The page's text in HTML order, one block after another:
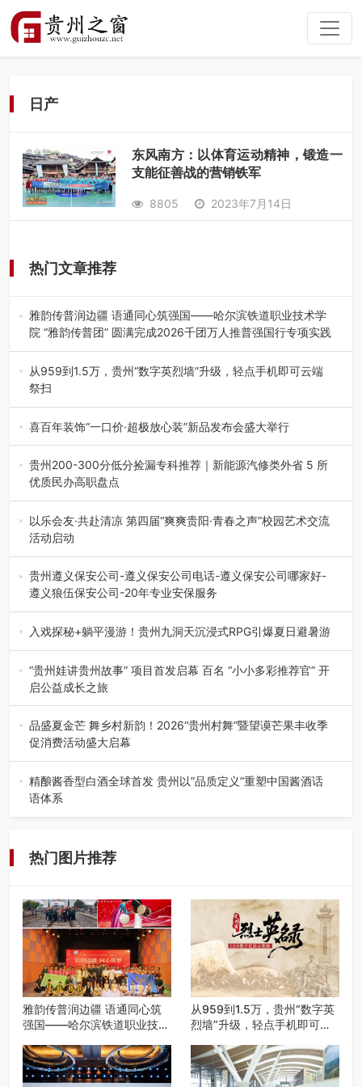
日产
东风南方：以体育运动精神，锻造一
支能征善战的营销铁军
8805 2023年7月14日
热门文章推荐
雅韵传普润边疆 语通同心筑强国——哈尔滨铁道职业技术学
院 “雅韵传普团” 圆满完成2026千团万人推普强国行专项实践
为扎实推进2026“千团万人推普强国行”大学生暑期社会实
践，牢牢紧扣 “雅韵传普…
从959到1.5万，贵州“数字英烈墙”升级，轻点手机即可云端
祭扫
八一建军节到来之际，由贵州省退役军人事务厅指导，贵阳
市退役军人事务局联合贵州广电…
喜百年装饰“一口价·超极放心装”新品发布会盛大举行
2026年7月31日，喜百年装饰“一口价·超极放心装”新品发布
会在贵阳隆重举行。…
贵州200-300分低分捡漏专科推荐｜新能源汽修类外省 5 所
优质民办高职盘点
在贵州省高考志愿填报体系中，200至300分数段考生可选择
的省内工科、新能源汽车…
以乐会友·共赴清凉 第四届“爽爽贵阳·青春之声”校园艺术交流
活动启动
七月的贵阳，清风送爽，第四届“爽爽贵阳·青春之声”校园管
弦乐（合唱）艺术交流活动…
贵州遵义保安公司-遵义保安公司电话-遵义保安公司哪家好-
遵义狼伍保安公司-20年专业安保服务
在遵义，不管是企业园区运营、小区物业管理、建筑工地施
工、商业商场经营，还是举办各…
入戏探秘+躺平漫游！贵州九洞天沉浸式RPG引爆夏日避暑游
入伏后的贵州，清凉依旧。而在毕节深处的九洞天景区，贵
州首个水上喀斯特沉浸式RPG…
“贵州娃讲贵州故事” 项目首发启幕 百名 “小小多彩推荐官” 开
启公益成长之旅
近日，由贵州教育出版社、阅美黔途阅见中国全国阅读行动
网络贵州站，遵义融媒体传媒集…
品盛夏金芒 舞乡村新韵！2026“贵州村舞”暨望谟芒果丰收季
促消费活动盛大启幕
盛夏瑶乡，金芒盈野，歌舞飞扬。7月22日，2026“贵州村
舞”暨望谟芒果丰收季促…
精酿酱香型白酒全球首发 贵州以”品质定义”重塑中国酱酒话
语体系
热门图片推荐
雅韵传普润边疆 语通同心筑
强国——哈尔滨铁道职业技术
2026千团万人推普强国行专
项实践
从959到1.5万，贵州“数字英
烈墙”升级，轻点手机即可云